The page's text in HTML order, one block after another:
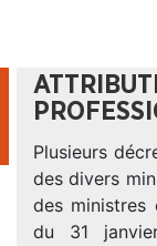
Plusieurs
des divers
des ministres
du 31